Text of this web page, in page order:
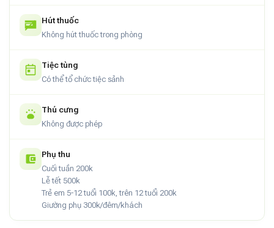
Hút thuốc
Không hút thuốc trong phòng
Tiệc tùng
Có thể tổ chức tiệc sảnh
Thú cưng
Không được phép
Phụ thu
Cuối tuần 200k
Lễ tết 500k
Trẻ em 5-12 tuổi 100k, trên 12 tuổi 200k
Giường phụ 300k/đêm/khách